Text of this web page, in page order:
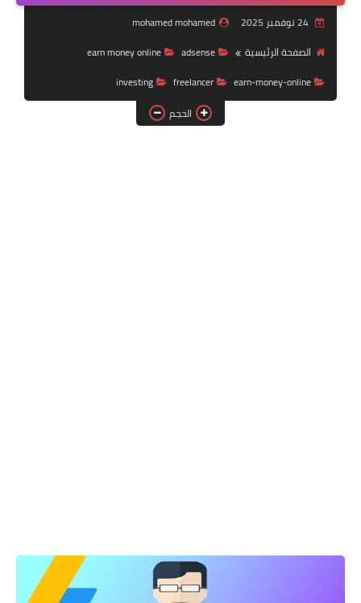
الربح من انستجرام
الاسهم
الربح من الأنترنت
فايفر
24 نوفمبر 2025
mohamed mohamed
الصفحة الرئيسية
adsense
earn money online
earn-money-online
freelancer
investing
الحجم